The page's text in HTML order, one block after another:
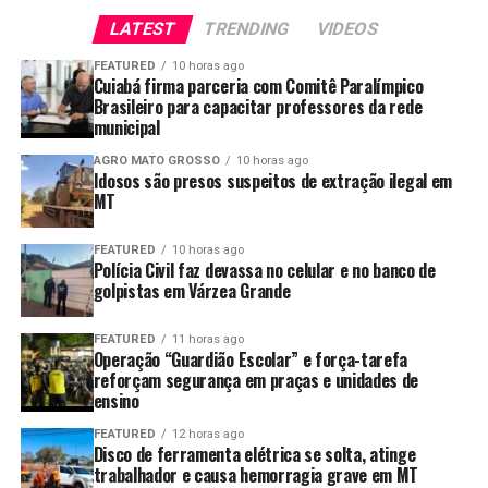
que havia sido vítima de fraude.
Em contato com a empresa multinacional, foi informado
que, embora a nota fiscal constasse no sistema, não
havia qualquer pedido de compra dos equipamentos,
tampouco a empresa tinha conhecimento da negociação
realizada pelos golpistas.
Investigação
Durante as diligências, os policiais civis da Delegacia
Especializada de Estelionato de Várzea Grande
conseguiram identificar três suspeitos envolvidos no
crime.
Conforme apurado, os transformadores de energia
foram retirados da sede da empresa vítima por um
freteiro e levados até um posto de combustível no
bairro São Mateus, na região do Distrito Industrial, em
LATEST TRENDING VIDEOS
FEATURED 10 horas ago
Cuiabá firma parceria com Comitê Paralímpico
Brasileiro para capacitar professores da rede
municipal
AGRO MATO GROSSO 10 horas ago
Idosos são presos suspeitos de extração ilegal em
MT
FEATURED 10 horas ago
Polícia Civil faz devassa no celular e no banco de
golpistas em Várzea Grande
FEATURED 11 horas ago
Operação “Guardião Escolar” e força-tarefa
reforçam segurança em praças e unidades de
ensino
FEATURED 12 horas ago
Disco de ferramenta elétrica se solta, atinge
trabalhador e causa hemorragia grave em MT